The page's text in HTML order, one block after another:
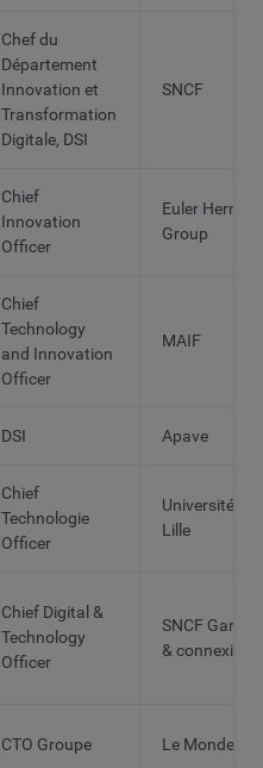
Chef du
Département
Innovation et
Transformation
Digitale, DSI
SNCF
Chief
Innovation
Officer
Euler Hermes
Group
Chief
Technology
and Innovation
Officer
MAIF
DSI Apave
Chief
Technologie
Officer
Université de
Lille
Chief Digital &
Technology
Officer
SNCF Gares
& connexion
CTO Groupe Le Monde